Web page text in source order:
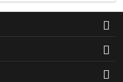


